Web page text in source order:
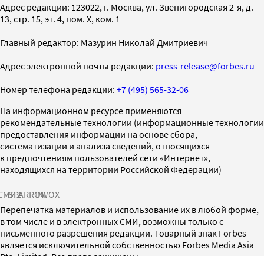
Адрес редакции: 123022, г. Москва, ул. Звенигородская 2-я, д.
13, стр. 15, эт. 4, пом. X, ком. 1
Главный редактор: Мазурин Николай Дмитриевич
Адрес электронной почты редакции: press-release@forbes.ru
Номер телефона редакции: +7 (495) 565-32-06
На информационном ресурсе применяются
рекомендательные технологии (информационные технологии
предоставления информации на основе сбора,
систематизации и анализа сведений, относящихся
к предпочтениям пользователей сети «Интернет»,
находящихся на территории Российской Федерации)
SPARROWINFOX
Перепечатка материалов и использование их в любой форме,
в том числе и в электронных СМИ, возможны только с
письменного разрешения редакции. Товарный знак Forbes
является исключительной собственностью Forbes Media Asia